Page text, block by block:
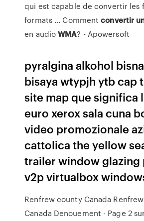
qui est capable de convertir les
formats ... Commentconvertir
en audioWMA? - Apowersoft
pyralgina alkohol
bisaya wtypjh ytb cap
site map que significa
euro xerox sala cuna
video promozionale
cattolica the yellow
trailer window
v2p virtualbox
Renfrew county Canada
Canada Denouement - Page 2